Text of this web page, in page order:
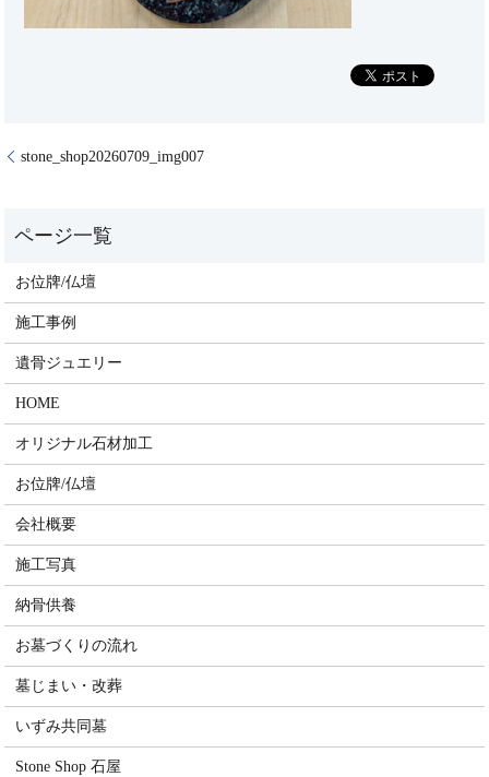
stone_shop20260709_img007
お位牌/仏壇
施工事例
遺骨ジュエリー
HOME
オリジナル石材加工
お位牌/仏壇
会社概要
施工写真
納骨供養
お墓づくりの流れ
墓じまい・改葬
いずみ共同墓
Stone Shop 石屋